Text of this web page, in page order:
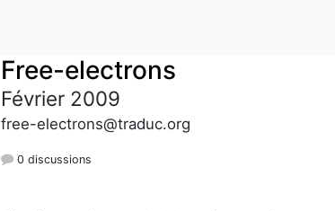
Free-electrons
Février 2009
free-electrons@traduc.org
0 discussions